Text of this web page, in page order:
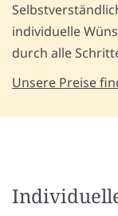
individuelle
durch alle
Unsere Preise